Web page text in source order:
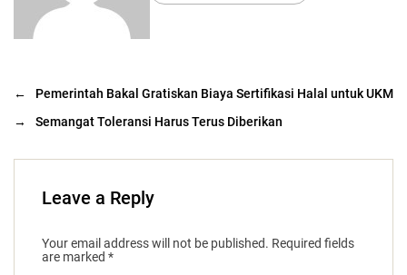
←
Pemerintah Bakal Gratiskan Biaya Sertifikasi Halal untuk UKM
→
Semangat Toleransi Harus Terus Diberikan
Leave a Reply
Your email address will not be published. Required fields
are marked *